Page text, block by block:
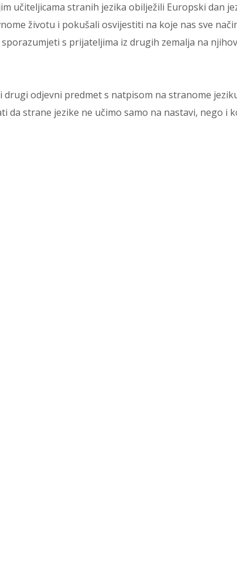
učiteljicama stranih jezika obilježili Europski dan
životu i pokušali osvijestiti na koje nas sve
s prijateljima iz drugih zemalja na
odjevni predmet s natpisom na stranome
da strane jezike ne učimo samo na nastavi, nego i